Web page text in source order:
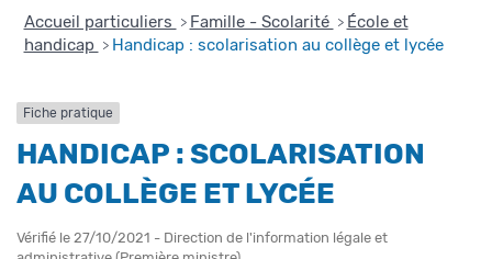
Accueil particuliers > Famille - Scolarité > École et
handicap > Handicap : scolarisation au collège et lycée
Fiche pratique
HANDICAP : SCOLARISATION
AU COLLÈGE ET LYCÉE
Vérifié le 27/10/2021 - Direction de l'information légale et